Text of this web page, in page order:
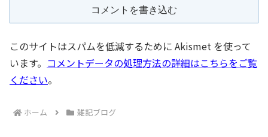
コメントを書き込む
このサイトはスパムを低減するために Akismet を使って
います。 コメントデータの処理方法の詳細はこちらをご覧
ください。
ホーム 雑記ブログ